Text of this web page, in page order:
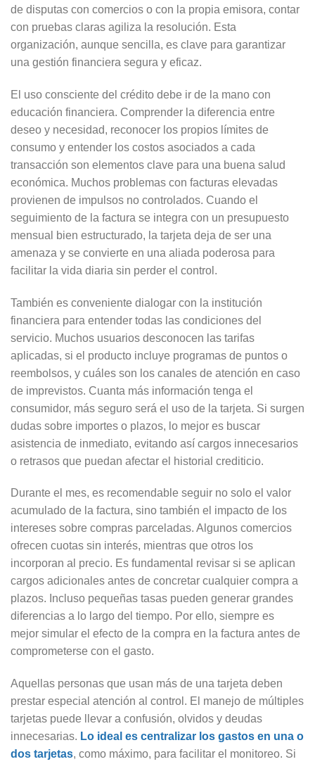
de disputas con comercios o con la propia emisora, contar
con pruebas claras agiliza la resolución. Esta
organización, aunque sencilla, es clave para garantizar
una gestión financiera segura y eficaz.
El uso consciente del crédito debe ir de la mano con
educación financiera. Comprender la diferencia entre
deseo y necesidad, reconocer los propios límites de
consumo y entender los costos asociados a cada
transacción son elementos clave para una buena salud
económica. Muchos problemas con facturas elevadas
provienen de impulsos no controlados. Cuando el
seguimiento de la factura se integra con un presupuesto
mensual bien estructurado, la tarjeta deja de ser una
amenaza y se convierte en una aliada poderosa para
facilitar la vida diaria sin perder el control.
También es conveniente dialogar con la institución
financiera para entender todas las condiciones del
servicio. Muchos usuarios desconocen las tarifas
aplicadas, si el producto incluye programas de puntos o
reembolsos, y cuáles son los canales de atención en caso
de imprevistos. Cuanta más información tenga el
consumidor, más seguro será el uso de la tarjeta. Si surgen
dudas sobre importes o plazos, lo mejor es buscar
asistencia de inmediato, evitando así cargos innecesarios
o retrasos que puedan afectar el historial crediticio.
Durante el mes, es recomendable seguir no solo el valor
acumulado de la factura, sino también el impacto de los
intereses sobre compras parceladas. Algunos comercios
ofrecen cuotas sin interés, mientras que otros los
incorporan al precio. Es fundamental revisar si se aplican
cargos adicionales antes de concretar cualquier compra a
plazos. Incluso pequeñas tasas pueden generar grandes
diferencias a lo largo del tiempo. Por ello, siempre es
mejor simular el efecto de la compra en la factura antes de
comprometerse con el gasto.
Aquellas personas que usan más de una tarjeta deben
prestar especial atención al control. El manejo de múltiples
tarjetas puede llevar a confusión, olvidos y deudas
innecesarias. Lo ideal es centralizar los gastos en una o
dos tarjetas, como máximo, para facilitar el monitoreo. Si